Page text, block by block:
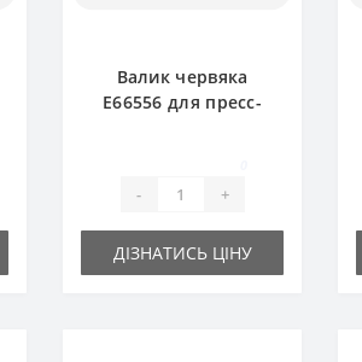
Валик червяка
E66556 для пресс-
- +
ДІЗНАТИСЬ ЦІНУ